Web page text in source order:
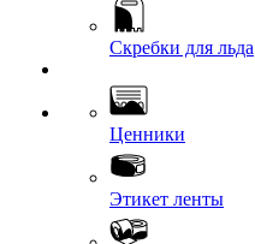
Скребки для льда
Ценники
Этикет ленты